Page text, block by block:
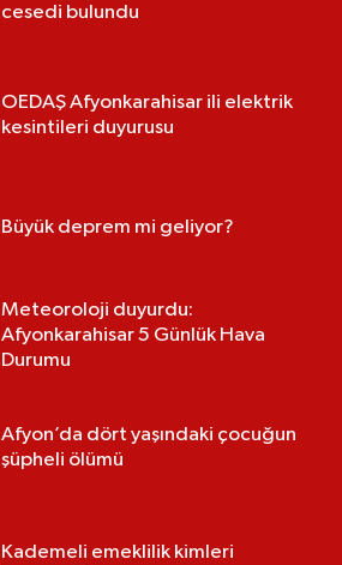
cesedi bulundu
OEDAŞ Afyonkarahisar ili elektrik
kesintileri duyurusu
Büyük deprem mi geliyor?
Meteoroloji duyurdu:
Afyonkarahisar 5 Günlük Hava
Durumu
Afyon’da dört yaşındaki çocuğun
şüpheli ölümü
Kademeli emeklilik kimleri